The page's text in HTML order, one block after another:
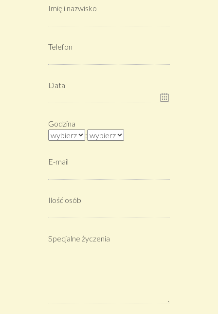
Imię i nazwisko
Telefon
Data
Godzina
:
E-mail
Ilość osób
Specjalne życzenia